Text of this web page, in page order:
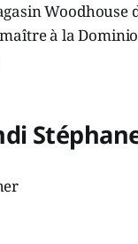
Woodhouse
à la